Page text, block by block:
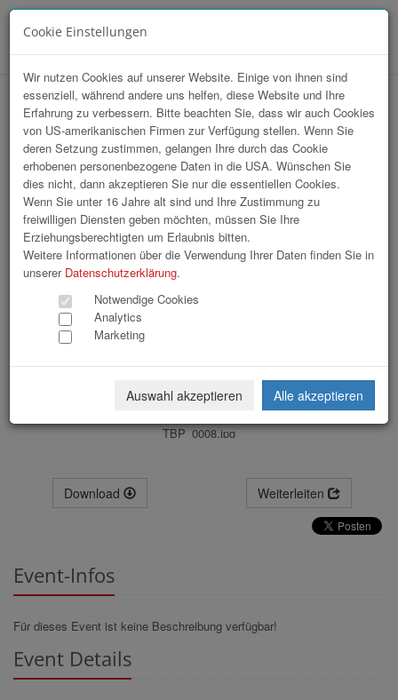
HAK-Event 2026
TBP_0008.jpg
Download Weiterleiten
Event-Infos
Für dieses Event ist keine Beschreibung verfügbar!
Event Details
Cookie Einstellungen
Wir nutzen Cookies auf unserer Website. Einige von ihnen sind
essenziell, während andere uns helfen, diese Website und Ihre
Erfahrung zu verbessern. Bitte beachten Sie, dass wir auch Cookies
von US-amerikanischen Firmen zur Verfügung stellen. Wenn Sie
deren Setzung zustimmen, gelangen Ihre durch das Cookie
erhobenen personenbezogene Daten in die USA. Wünschen Sie
dies nicht, dann akzeptieren Sie nur die essentiellen Cookies.
Wenn Sie unter 16 Jahre alt sind und Ihre Zustimmung zu
freiwilligen Diensten geben möchten, müssen Sie Ihre
Erziehungsberechtigten um Erlaubnis bitten.
Weitere Informationen über die Verwendung Ihrer Daten finden Sie in
unserer Datenschutzerklärung.
Notwendige Cookies
Analytics
Marketing
Auswahl akzeptieren Alle akzeptieren